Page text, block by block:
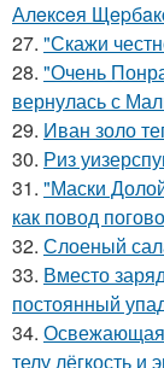
Алeкceя
27. "Скажи
28. "Очень
вернулась с
29. Иван золо
30. Риз
31. "Маски
как повод
32. Слоеный
33. Вместо
постоянный
34. Освежающая
телу лёгкость и